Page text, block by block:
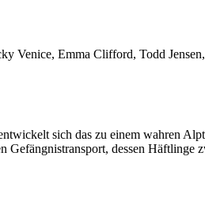
Venice, Emma Clifford, Todd
sich das zu einem wahren
Gefängnistransport, dessen Häftlinge